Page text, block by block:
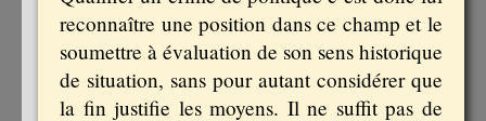
reconnaître une position dans ce champ et le
soumettre à évaluation de son sens historique
de situation, sans pour autant considérer que
la fin justifie les moyens. Il ne suffit pas de